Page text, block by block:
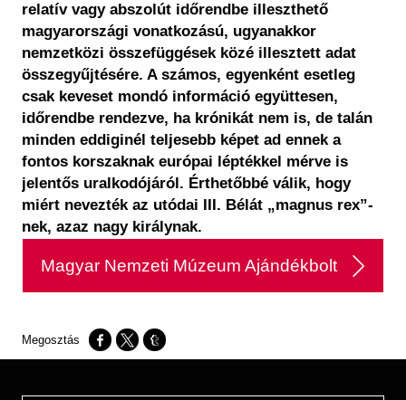
relatív vagy abszolút időrendbe illeszthető
magyarországi vonatkozású, ugyanakkor
nemzetközi összefüggések közé illesztett adat
összegyűjtésére. A számos, egyenként esetleg
csak keveset mondó információ együttesen,
időrendbe rendezve, ha krónikát nem is, de talán
minden eddiginél teljesebb képet ad ennek a
fontos korszaknak európai léptékkel mérve is
jelentős uralkodójáról. Érthetőbbé válik, hogy
miért nevezték az utódai III. Bélát „magnus rex”-
nek, azaz nagy királynak.
Opens in a new window
Opens in a new window
Opens in a new window
Magyar Nemzeti Múzeum Ajándékbolt